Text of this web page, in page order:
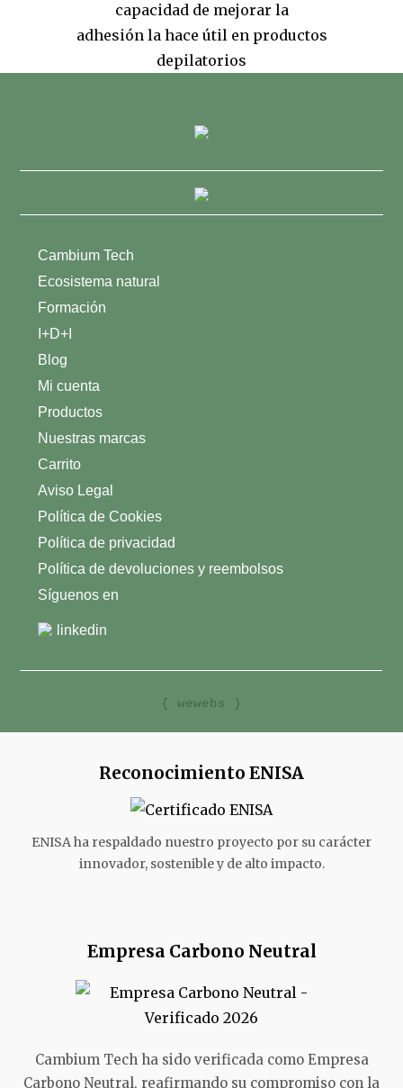
capacidad de mejorar la
adhesión la hace útil en productos
depilatorios
Cambium Tech
Ecosistema natural
Formación
I+D+I
Blog
Mi cuenta
Productos
Nuestras marcas
Carrito
Aviso Legal
Política de Cookies
Política de privacidad
Política de devoluciones y reembolsos
Síguenos en
linkedin
{ wewebs }
Reconocimiento ENISA
ENISA ha respaldado nuestro proyecto por su carácter
innovador, sostenible y de alto impacto.
Empresa Carbono Neutral
Cambium Tech ha sido verificada como Empresa
Carbono Neutral, reafirmando su compromiso con la